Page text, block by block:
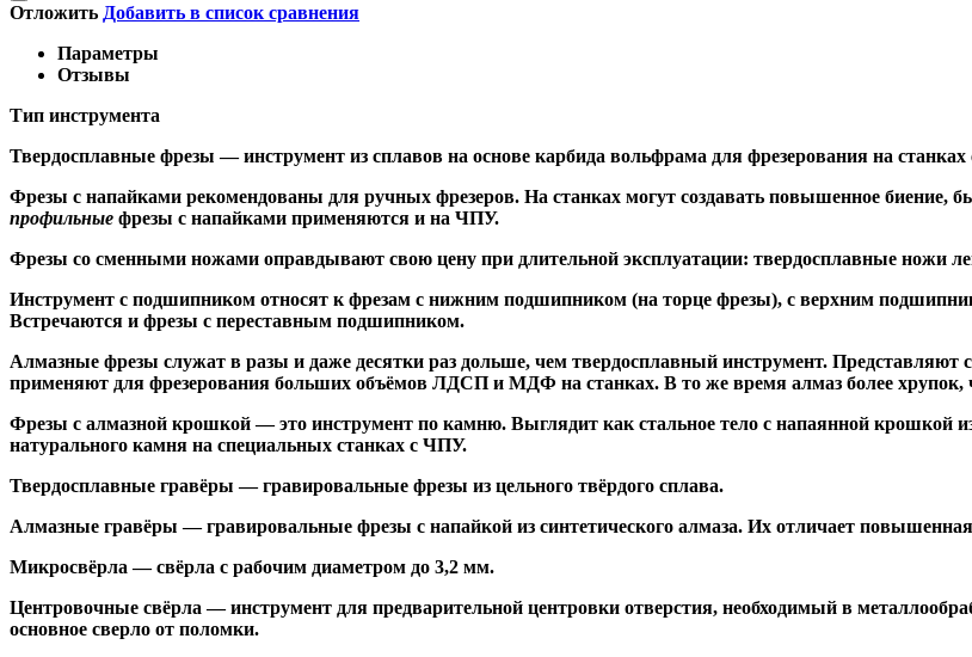
Отложить Добавить в список сравнения
Параметры
Отзывы
Тип инструмента
Твердосплавные фрезы — инструмент из сплавов на основе карбида вольфрама для фрезерования на
Фрезы с напайками рекомендованы для ручных фрезеров. На станках могут создавать повышенное
профильные фрезы с напайками применяются и на ЧПУ.
Фрезы со сменными ножами оправдывают свою цену при длительной эксплуатации: твердосплавные ножи
Инструмент с подшипником относят к фрезам с нижним подшипником (на торце фрезы), с верхним
Встречаются и фрезы с переставным подшипником.
Алмазные фрезы служат в разы и даже десятки раз дольше, чем твердосплавный инструмент. Представляют
применяют для фрезерования больших объёмов ЛДСП и МДФ на станках. В то же время алмаз более хрупок,
Фрезы с алмазной крошкой— это инструмент по камню. Выглядит как стальное тело с напаянной крошкой
натурального камня на специальных станках с ЧПУ.
Твердосплавные гравёры — гравировальные фрезы из цельного твёрдого сплава.
Алмазные гравёры — гравировальные фрезы с напайкой из синтетического алмаза. Их отличает повышенная
Микросвёрла — свёрла с рабочим диаметром до 3,2 мм.
Центровочные свёрла — инструмент для предварительной центровки отверстия, необходимый в
основное сверло от поломки.